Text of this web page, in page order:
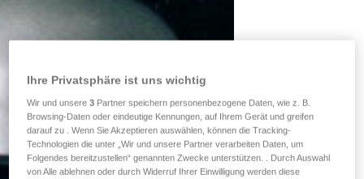
Ihre Privatsphäre ist uns wichtig
Wir und unsere3 Partner speichern personenbezogene Daten, wie z. B.
Browsing-Daten oder eindeutige Kennungen, auf Ihrem Gerät und greifen
darauf zu . Wenn Sie Akzeptieren auswählen, können die Tracking-
Technologien die unter „Wir und unsere Partner verarbeiten Daten, um
Folgendes bereitzustellen“ genannten Zwecke unterstützen. . Durch Auswahl
von Alle ablehnen oder durch Widerruf Ihrer Einwilligung werden diese